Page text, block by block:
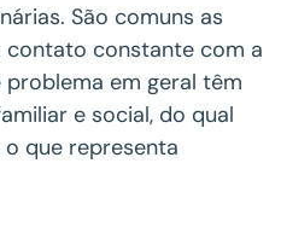
São comuns as
constante com a
em geral têm
e social, do qual
que representa